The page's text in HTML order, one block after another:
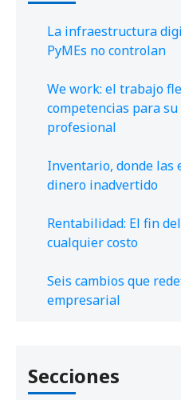
La infraestructura
PyMEs no controlan
We work: el trabajo
competencias para
profesional
Inventario, donde las
dinero inadvertido
Rentabilidad: El fin
cualquier costo
Seis cambios que
empresarial
Secciones